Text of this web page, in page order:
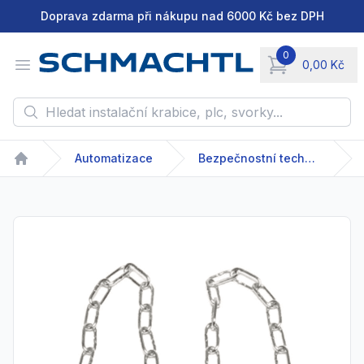
Doprava zdarma při nákupu nad 6000 Kč bez DPH
Open menu
0
0,00 Kč
items in cart,
Hledat instalační krabice, plc, svorky...
Home
Automatizace Bezpečnostní technika